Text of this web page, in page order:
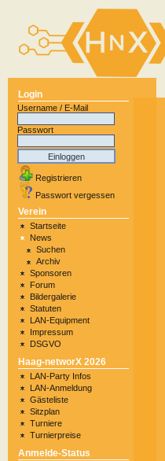
Login
Username / E-Mail
Passwort
Registrieren
Passwort vergessen
Verein
Startseite
News
Suchen
Archiv
Sponsoren
Forum
Bildergalerie
Statuten
LAN-Equipment
Impressum
DSGVO
Haag-networX 2026
LAN-Party Infos
LAN-Anmeldung
Gästeliste
Sitzplan
Turniere
Turnierpreise
Anmelde-Status